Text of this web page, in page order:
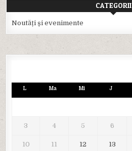
CATEGORII
Noutăți și evenimente
L Ma Mi J
3 4 5 6
10 11 12 13